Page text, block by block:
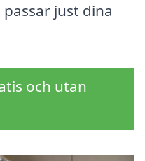
just dina
och utan